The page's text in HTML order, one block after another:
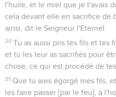
l'huile, et le miel que je t'avais
cela devant elle en sacrifice de
ainsi, dit le Seigneur l'Eternel.
20 Tu as aussi pris tes fils et tes
et tu les leur as sacrifiés pour
chose, ce qui est procédé de
21 Que tu aies égorgé mes fils,
les faire passer [par le feu], à